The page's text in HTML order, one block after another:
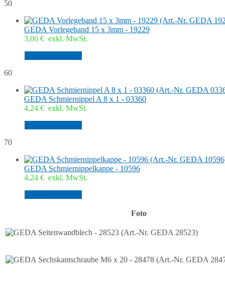
50
GEDA Vorlegeband 15 x 3mm - 19229
3,00 € exkl. MwSt.
60
GEDA Schmiernippel A 8 x 1 - 03360
4,24 € exkl. MwSt.
70
GEDA Schmiernippelkappe - 10596
4,24 € exkl. MwSt.
Foto